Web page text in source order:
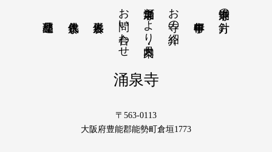
涌泉寺の方針
お寺の紹介
涌泉寺だより・月案内
お問い合わせ
涌泉寺
〒563-0113
大阪府豊能郡能勢町倉垣1773